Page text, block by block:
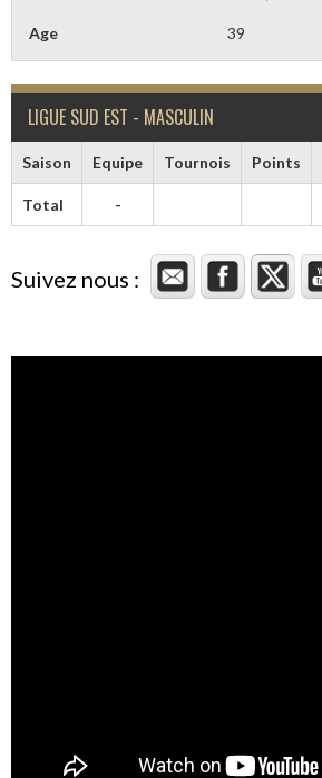
Age 39
LIGUE SUD EST - MASCULIN
Saison Equipe Tournois Points
Total -
Suivez nous :